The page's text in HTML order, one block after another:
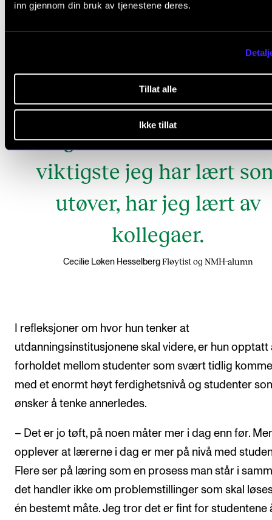
inn gjennom din bruk av tjenestene deres.
Tillat alle
Ikke tillat
andre steder, men jeg skulle ønske mange steder
bedre.
Utdannelsen blir aldri
Jeg lærer hele tiden.
viktigste jeg har lært
utøver, har jeg lært av
kollegaer.
Cecilie Løken Hesselberg Fløytist og NMH-alumn
I refleksjoner om hvor hun tenker at
utdanningsinstitusjonene skal videre, er hun opptatt
forholdet mellom studenter som svært tidlig
med et enormt høyt ferdighetsnivå og studenter
ønsker å tenke annerledes.
– Det er jo tøft, på noen måter mer i dag enn før.
opplever at lærerne i dag er mer på nivå med
Flere ser på læring som en prosess man står i
det handler ikke om problemstillinger som skal
én bestemt måte. Jeg tror det er fint for studentene